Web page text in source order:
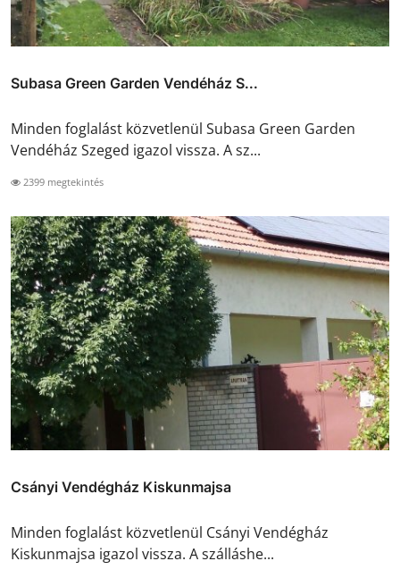
Subasa Green Garden Vendéház S...
Minden foglalást közvetlenül Subasa Green Garden
Vendéház Szeged igazol vissza. A sz...
2399 megtekintés
Csányi Vendégház Kiskunmajsa
Minden foglalást közvetlenül Csányi Vendégház
Kiskunmajsa igazol vissza. A szálláshe...